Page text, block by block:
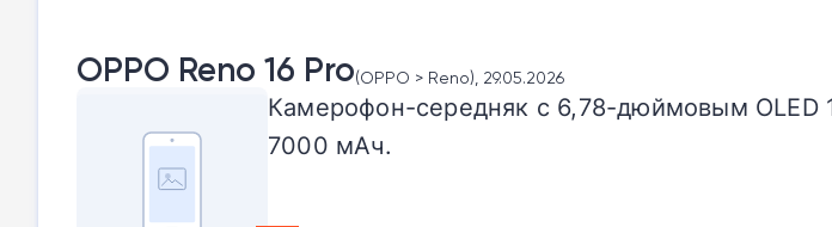
OPPO Reno 16 Pro(OPPO > Reno), 29.05.2026
Камерофон-середняк с 6,78-дюймовым
7000 мАч.